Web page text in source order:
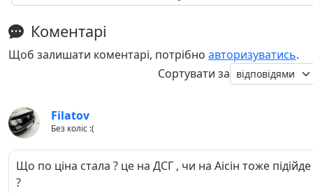
Коментарі
Щоб залишати коментарі, потрібно авторизуватись.
Сортувати за
Filatov
Без коліс :(
Що по ціна стала ? це на ДСГ , чи на Аісін тоже підійде
?